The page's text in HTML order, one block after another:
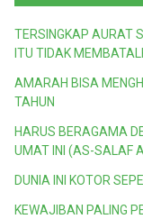
TERSINGKAP AURAT
ITU TIDAK
AMARAH BISA
TAHUN
HARUS BERAGAMA
UMAT INI (AS-SALAF
DUNIA INI KOTOR
KEWAJIBAN PALING